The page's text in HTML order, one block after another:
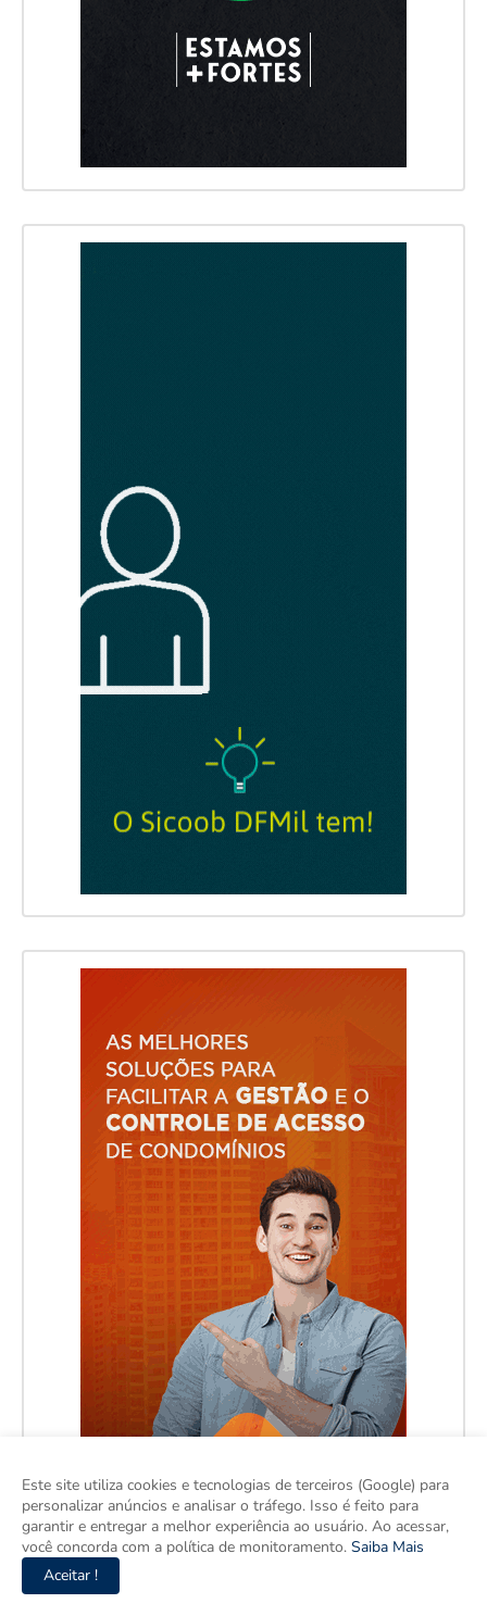
Este site utiliza cookies e tecnologias de terceiros (Google) para
personalizar anúncios e analisar o tráfego. Isso é feito para
garantir e entregar a melhor experiência ao usuário. Ao acessar,
você concorda com a política de monitoramento. Saiba Mais
Aceitar !